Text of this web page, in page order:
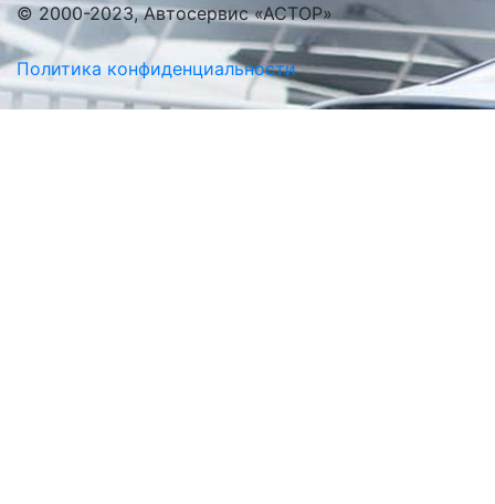
© 2000-2023, Автосервис «АСТОР»
Политика конфиденциальности